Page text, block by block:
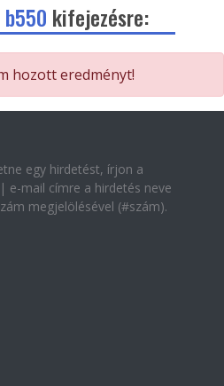
b550 kifejezésre:
hozott eredményt!
egy hirdetést, írjon a
| e-mail címre a hirdetés neve
megjelölésével (#szám).